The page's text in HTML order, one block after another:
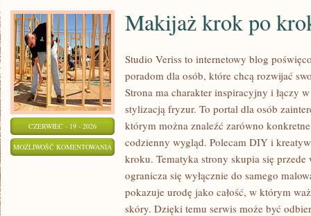
CZERWIEC - 19 - 2026
MOŻLIWOŚĆ KOMENTOWANIA MAKIJAŻ
KROK
KROKU
Makijaż krok po
Studio Veriss to internetowy blog
poradom dla osób, które chcą rozwijać
Strona ma charakter inspiracyjny i łączy
stylizacją fryzur. To portal dla osób
którym można znaleźć zarówno
codzienny wygląd. Polecam DIY i
kroku. Tematyka strony skupia się
ogranicza się wyłącznie do samego
pokazuje urodę jako całość, w którym
skóry. Dzięki temu serwis może być